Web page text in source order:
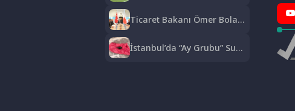
Thorsten Fink Yönetiminde
İdman
Ticaret Bakanı Ömer Bolat
İle Buluştu: Ticaret Hacmi
12,5 Milyar Dolara Ulaştı
İstanbul’da “Ay Grubu” Suç